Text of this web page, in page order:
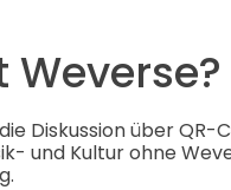
Weverse?
Diskussion über QR-
und Kultur ohne